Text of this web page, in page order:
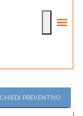
PREVENTIVO